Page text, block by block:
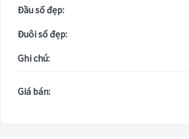
Đầu số đẹp:
Đuôi số đẹp:
Ghi chú:
Giá bán: